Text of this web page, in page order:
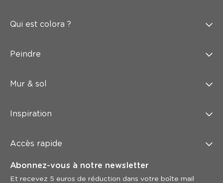
Qui est colora ?
Peindre
Mur & sol
Inspiration
Accès rapide
Abonnez-vous à notre newsletter
Et recevez 5 euros de réduction dans votre boîte mail